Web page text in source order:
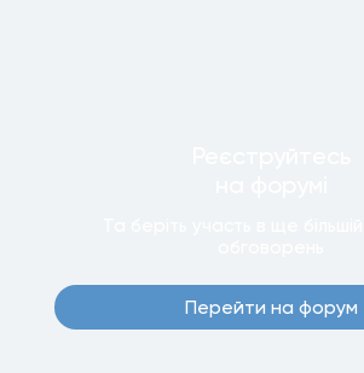
Перейти на форум